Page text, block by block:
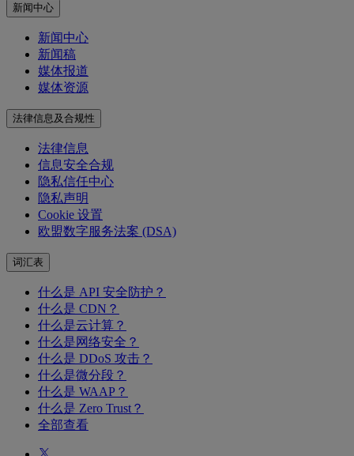
新闻中心
新闻中心
新闻稿
媒体报道
媒体资源
法律信息及合规性
法律信息
信息安全合规
隐私信任中心
隐私声明
Cookie 设置
欧盟数字服务法案 (DSA)
词汇表
什么是 API 安全防护？
什么是 CDN？
什么是云计算？
什么是网络安全？
什么是 DDoS 攻击？
什么是微分段？
什么是 WAAP？
什么是 Zero Trust？
全部查看